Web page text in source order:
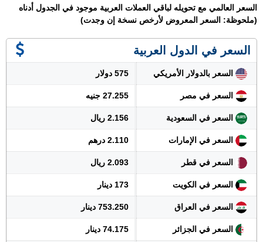
السعر العالمي مع تحويله لباقي العملات العربية موجود في الجدول أدناه
(ملحوظة: السعر المعروض لأرخص نسخة إن وجدت)
السعر في الدول العربية
السعر بالدولار الأمريكي 575 دولار
السعر في مصر 27.255 جنيه
السعر في السعودية 2.156 ريال
السعر في الإمارات 2.110 درهم
السعر في قطر 2.093 ريال
السعر في الكويت 173 دينار
السعر في العراق 753.250 دينار
السعر في الجزائر 74.175 دينار